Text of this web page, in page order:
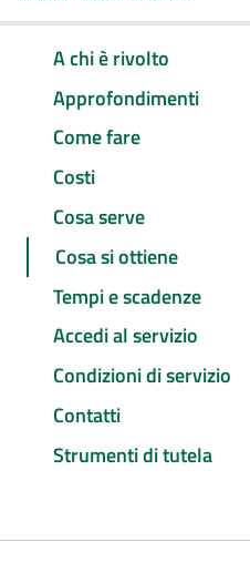
A chi è rivolto
Approfondimenti
Come fare
Costi
Cosa serve
Cosa si ottiene
Tempi e scadenze
Accedi al servizio
Condizioni di servizio
Contatti
Strumenti di tutela